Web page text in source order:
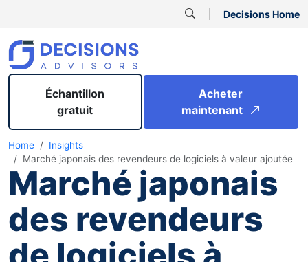
Decisions Home
Échantillon
gratuit
Acheter
maintenant
Home
Insights
Marché japonais des revendeurs de logiciels à valeur ajoutée
Marché japonais
des revendeurs